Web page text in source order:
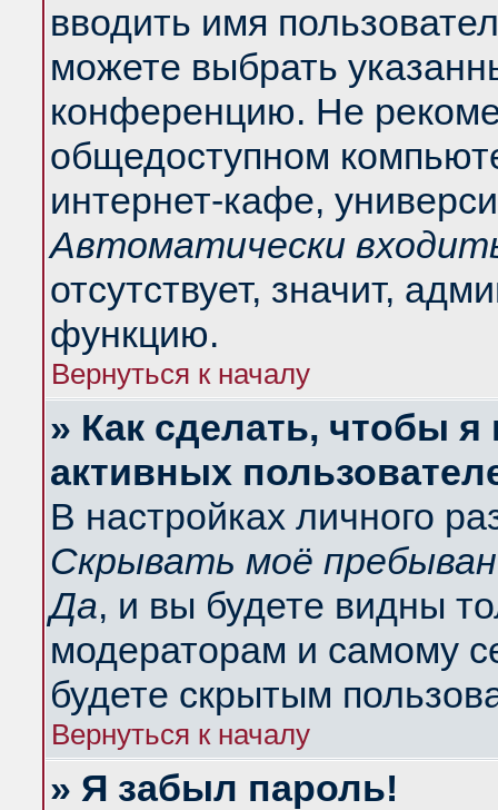
вводить имя
можете выбрать
конференцию. Не
общедоступном
интернет-кафе,
Автоматически
отсутствует, значит,
функцию.
Вернуться к началу
» Как сделать, чтобы
активных
В настройках личного
Скрывать моё
Да, и вы будете видны
модераторам и самому
будете скрытым
Вернуться к началу
» Я забыл пароль!